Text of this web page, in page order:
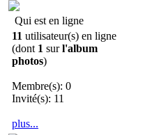
Qui est en ligne
11 utilisateur(s) en ligne
(dont 1 surl'album
photos)
Membre(s): 0
Invité(s): 11
plus...